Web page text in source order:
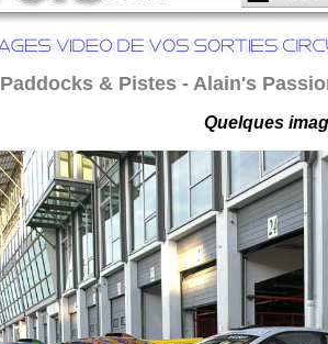
Paddocks & Pistes - Alain's
Quelques